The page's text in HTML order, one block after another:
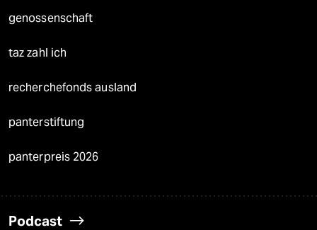
genossenschaft
taz zahl ich
recherchefonds ausland
panterstiftung
panterpreis 2026
Podcast